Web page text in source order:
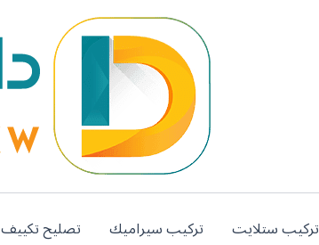
تركيب ستلايت تركيب سيراميك تصليح تكييف